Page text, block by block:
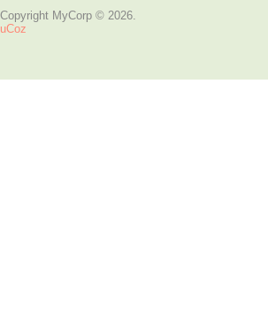
Copyright MyCorp © 2026.
uCoz